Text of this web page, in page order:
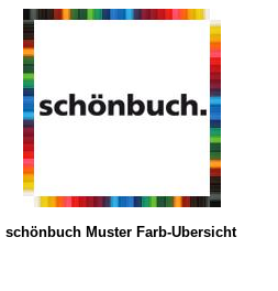
schönbuch Muster Farb-Übersicht